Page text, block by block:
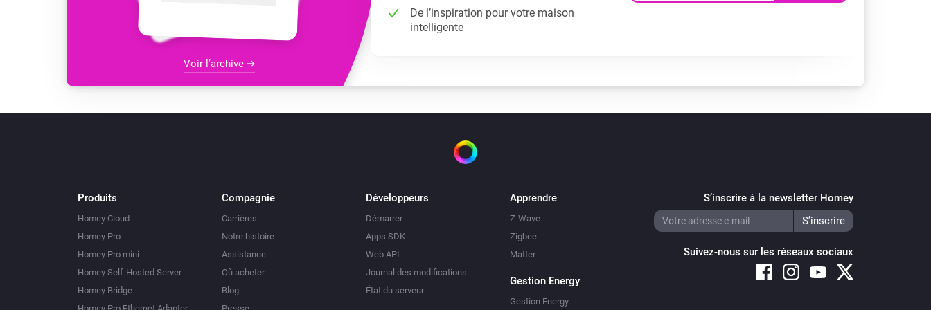
Voir l’archive
De l’inspiration pour votre maison
intelligente
Produits
Homey Cloud
Homey Pro
Homey Pro mini
Homey Self-Hosted Server
Homey Bridge
Compagnie
Carrières
Notre histoire
Assistance
Où acheter
Blog
Développeurs
Démarrer
Apps SDK
Web API
Journal des modifications
État du serveur
Apprendre
Z-Wave
Zigbee
Matter
Gestion Energy
Gestion Energy
S’inscrire à la newsletter Homey
Suivez-nous sur les réseaux sociaux